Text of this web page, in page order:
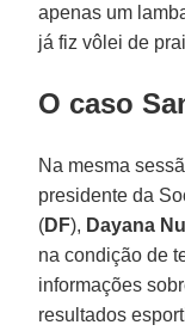
apenas um
já fiz vôlei de
O caso
Na mesma
presidente da
(DF), Dayana
na condição de
informações
resultados